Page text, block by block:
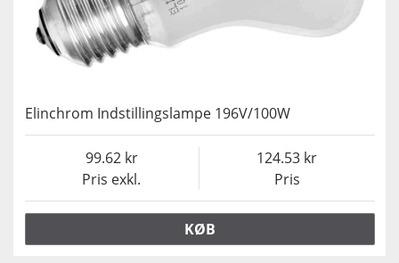
Elinchrom Indstillingslampe 196V/100W
Pris exkl.
99.62
Pris
124.53
KØB